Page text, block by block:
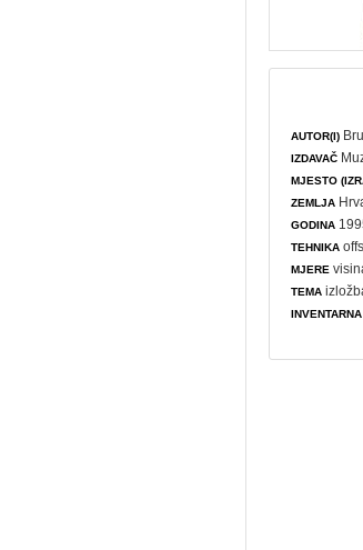
AUTOR(I)
IZDAVAČ
MJESTO
ZEMLJA
GODINA
TEHNIKA
MJERE
TEMA